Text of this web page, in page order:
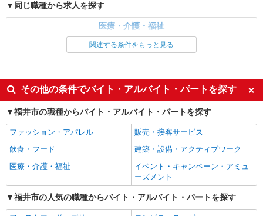
株式会社kotrio /●KY-H-2101293
＜高時給＞福井口駅近くの病院で安定した働き
方を★看護助手♪
時給1550円〜2187円 ＜日払い有/週払い有/交
キープ 詳細を見る
派遣社員
株式会社kotrio /●KY-H-1956256
福井駅｜看護師さんのサポートスタッフ募集♪
時給1550円〜2187円 ＜日払い有/週払い有/交
通費全支給(ガソリン代含む)＞
同じ職種から求人を探す
医療・介護・福祉
看護師・保健師・看護助手・助産師
未経験歓迎
ミドル（40代～）活躍中
週2～3日勤務OK
深夜
交通費支給
社会保険あり
関連する条件をもっと見る
その他の条件でバイト・アルバイト・パートを探す
福井市の職種からバイト・アルバイト・パートを探す
ファッション・アパレル
販売・接客サービス
飲食・フード
建築・設備・アクティブワーク
医療・介護・福祉
イベント・キャンペーン・アミュ
ーズメント
福井市の人気の職種からバイト・アルバイト・パートを探す